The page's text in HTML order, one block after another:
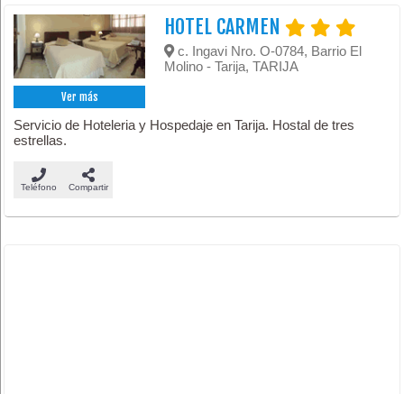
Ver más
HOTEL CARMEN
c. Ingavi Nro. O-0784, Barrio El
Molino - Tarija, TARIJA
Servicio de Hoteleria y Hospedaje en Tarija. Hostal de tres
estrellas.
Teléfono Compartir